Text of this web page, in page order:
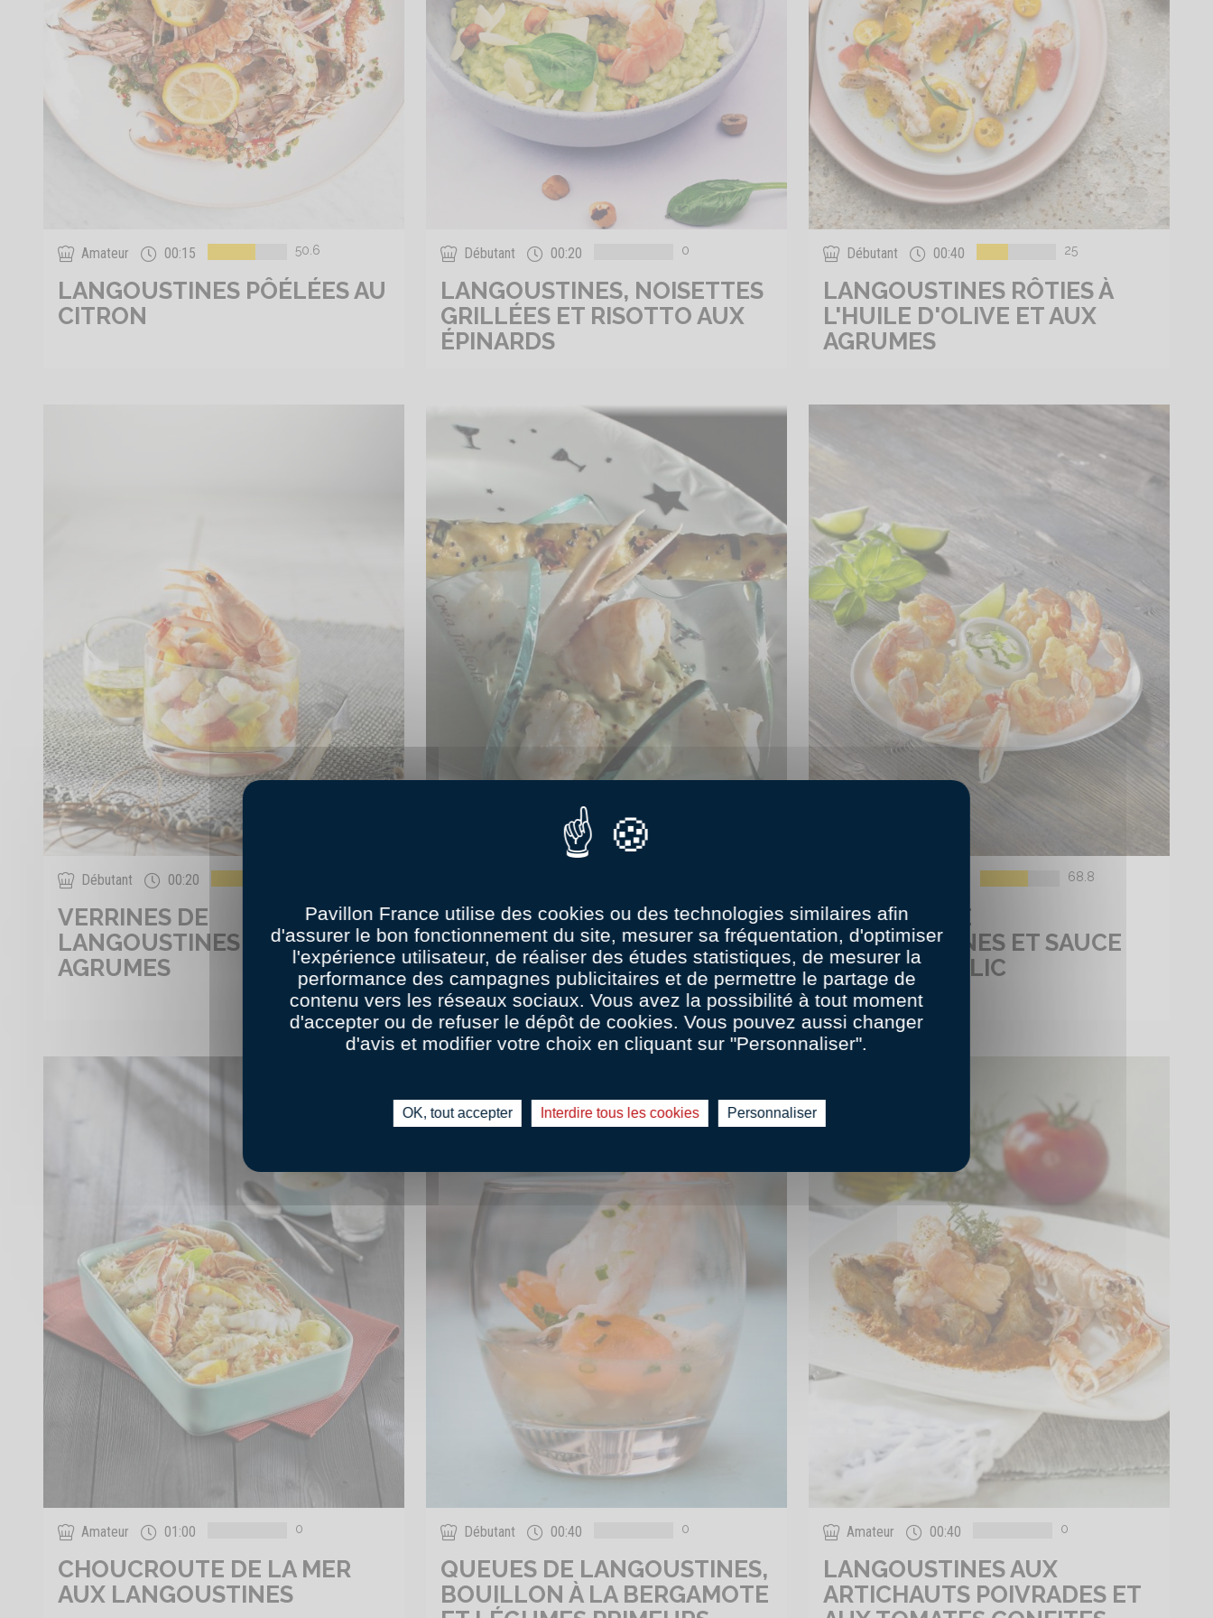
Amateur 00:15 50.6
LANGOUSTINES PÔÉLÉES AU
CITRON
Débutant 00:20 0
LANGOUSTINES, NOISETTES
GRILLÉES ET RISOTTO AUX
ÉPINARDS
Débutant 00:40 25
LANGOUSTINES RÔTIES À
L'HUILE D'OLIVE ET AUX
AGRUMES
Débutant 00:20
VERRINES DE
LANGOUSTINES AUX
AGRUMES
LANGOUSTINES, SAUCE
AVOCAT AU PIMENT
D'ESPELETTE ET SON
FEUILLETÉ
68.8
TEMPURA DE
LANGOUSTINES ET SAUCE
CITRON BASILIC
Amateur 01:00 0
CHOUCROUTE DE LA MER
AUX LANGOUSTINES
Débutant 00:40 0
QUEUES DE LANGOUSTINES,
BOUILLON À LA BERGAMOTE
Amateur 00:40 0
LANGOUSTINES AUX
ARTICHAUTS POIVRADES ET
Pavillon France utilise des cookies ou des technologies similaires afin
d'assurer le bon fonctionnement du site, mesurer sa fréquentation, d'optimiser
l'expérience utilisateur, de réaliser des études statistiques, de mesurer la
performance des campagnes publicitaires et de permettre le partage de
contenu vers les réseaux sociaux. Vous avez la possibilité à tout moment
d'accepter ou de refuser le dépôt de cookies. Vous pouvez aussi changer
d'avis et modifier votre choix en cliquant sur "Personnaliser".
OK, tout accepter Interdire tous les cookies Personnaliser